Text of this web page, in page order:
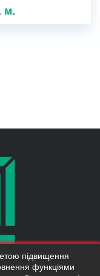
м.
підвищення
функціями